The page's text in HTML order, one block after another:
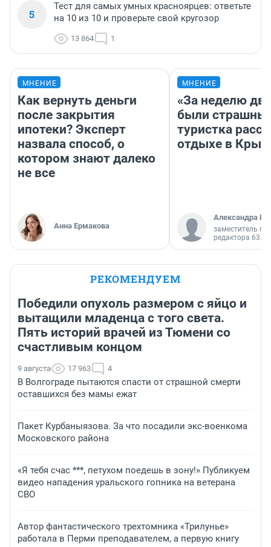
5
Тест для самых умных красноярцев: ответьте
на 10 из 10 и проверьте свой кругозор
13 864 1
МНЕНИЕ
Как вернуть деньги
после закрытия
ипотеки? Эксперт
назвала способ, о
котором знают далеко
не все
Анна Ермакова
МНЕНИЕ
«За неделю
были
туристка
отдыхе в
Александра
заместитель
редактора 63.RU
РЕКОМЕНДУЕМ
Победили опухоль размером с яйцо и
вытащили младенца с того света.
Пять историй врачей из Тюмени со
счастливым концом
9 августа 17 963 4
В Волгограде пытаются спасти от страшной смерти
оставшихся без мамы ежат
Пакет Курбаныязова. За что посадили экс-военкома
Московского района
«Я тебя счас ***, петухом поедешь в зону!» Публикуем
видео нападения уральского гопника на ветерана
СВО
Автор фантастического трехтомника «Трилунье»
работала в Перми преподавателем, а первую книгу